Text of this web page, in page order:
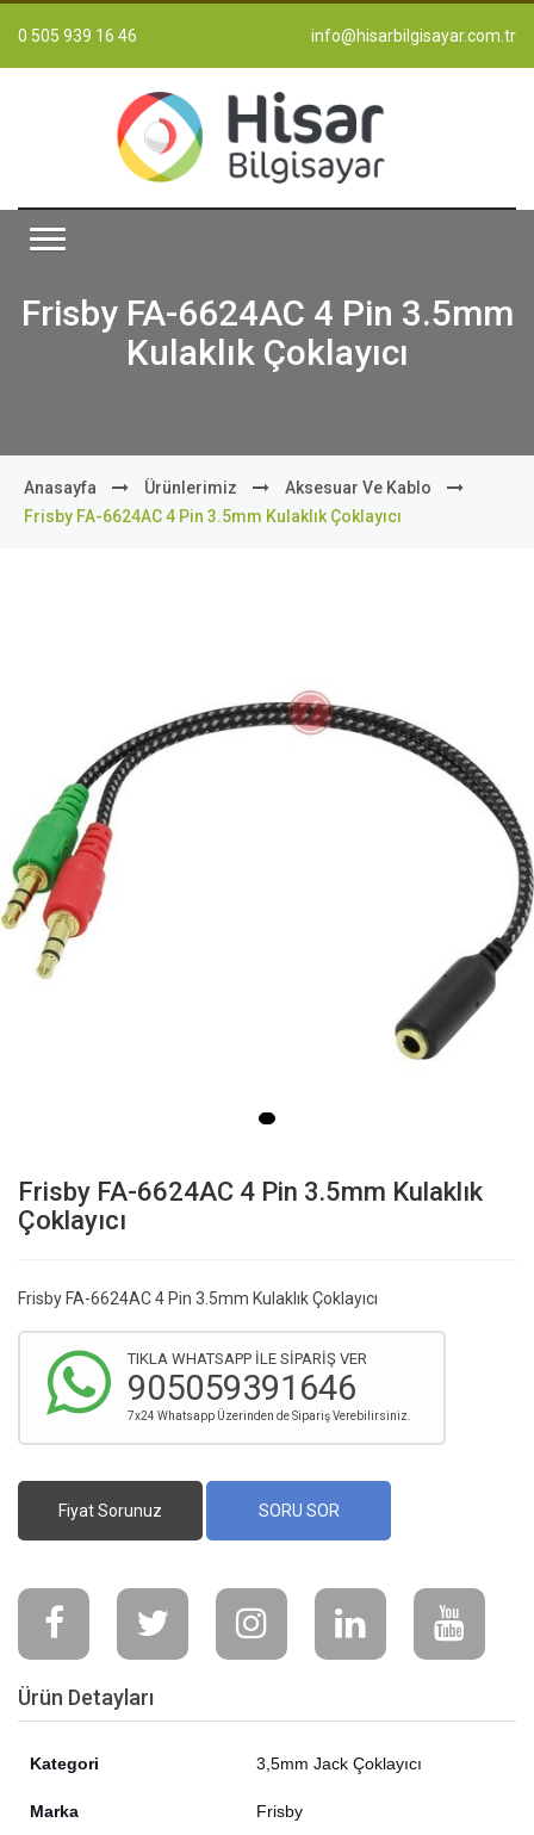
0 505 939 16 46 info@hisarbilgisayar.com.tr
Frisby FA-6624AC 4 Pin 3.5mm
Kulaklık Çoklayıcı
Anasayfa Ürünlerimiz
Aksesuar Ve Kablo
Frisby FA-6624AC 4 Pin 3.5mm Kulaklık Çoklayıcı
Frisby FA-6624AC 4 Pin 3.5mm Kulaklık
Çoklayıcı
Frisby FA-6624AC 4 Pin 3.5mm Kulaklık Çoklayıcı
TIKLA WHATSAPP İLE SİPARİŞ VER
905059391646
7x24 Whatsapp Üzerinden de Sipariş Verebilirsiniz.
Fiyat Sorunuz SORU SOR
Ürün Detayları
Kategori 3,5mm Jack Çoklayıcı
Marka Frisby